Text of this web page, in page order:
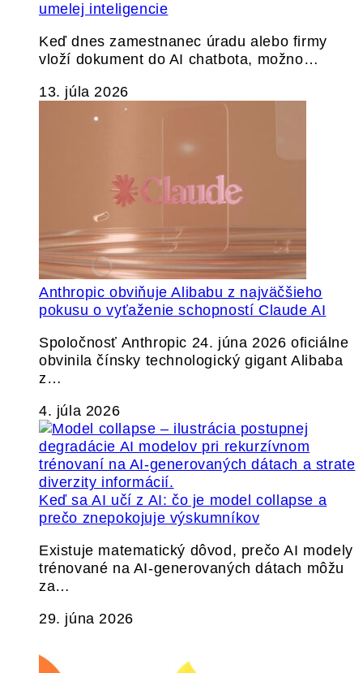
umelej inteligencie
Keď dnes zamestnanec úradu alebo firmy
vloží dokument do AI chatbota, možno…
13. júla 2026
Anthropic obviňuje Alibabu z najväčšieho
pokusu o vyťaženie schopností Claude AI
Spoločnosť Anthropic 24. júna 2026 oficiálne
obvinila čínsky technologický gigant Alibaba
z…
4. júla 2026
Keď sa AI učí z AI: čo je model collapse a
prečo znepokojuje výskumníkov
Existuje matematický dôvod, prečo AI modely
trénované na AI-generovaných dátach môžu
za…
29. júna 2026